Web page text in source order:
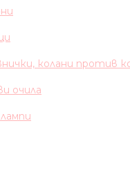
колани против
очила